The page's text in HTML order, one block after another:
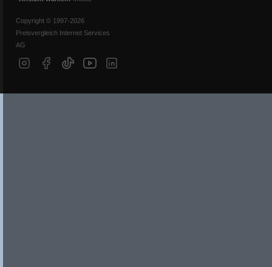
Copyright © 1997-2026
Preisvergleich Internet Services
AG